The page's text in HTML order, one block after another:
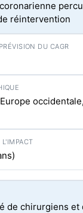
réintervention
de chirurgiens et